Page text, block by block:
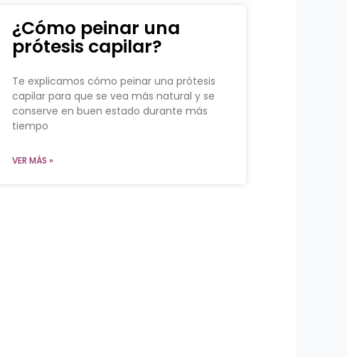
¿Cómo peinar una
prótesis capilar?
Te explicamos cómo peinar una prótesis
capilar para que se vea más natural y se
conserve en buen estado durante más
tiempo
VER MÁS »